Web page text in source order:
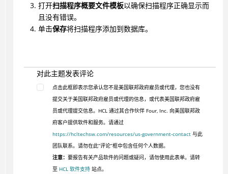
打开扫描程序概要文件模板以确保扫描程序正确显示而
且没有错误。
单击保存将扫描程序添加到数据库。
对此主题发表评论
点击此框即表示您承认您不是美国联邦政府雇员或代理，您也没有
提交关于美国联邦政府雇员或代理的信息，或代表美国联邦政府雇
员或代理提交信息。HCL 通过其合作伙伴 Four, Inc. 向美国联邦政
府客户提供软件和服务。请通过
https://hcltechsw.com/resources/us-government-contact与此
团队联系。请勿在此“评论”框中包含任何个人数据。
注意： 要报告有关产品软件的问题或疑问，请勿使用此表单。请转
至 HCL 软件支持站点。